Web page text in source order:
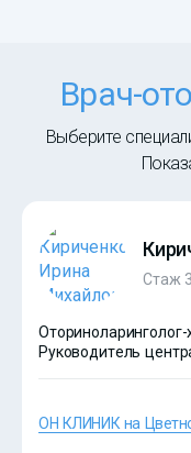
Врач-
Выберите
Стаж
Руководитель
ОН КЛИНИК на